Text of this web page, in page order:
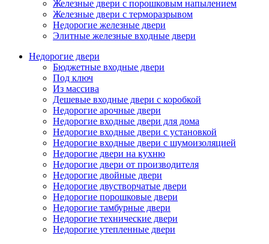
Железные двери с порошковым напылением
Железные двери с терморазрывом
Недорогие железные двери
Элитные железные входные двери
Недорогие двери
Бюджетные входные двери
Под ключ
Из массива
Дешевые входные двери с коробкой
Недорогие арочные двери
Недорогие входные двери для дома
Недорогие входные двери с установкой
Недорогие входные двери с шумоизоляцией
Недорогие двери на кухню
Недорогие двери от производителя
Недорогие двойные двери
Недорогие двустворчатые двери
Недорогие порошковые двери
Недорогие тамбурные двери
Недорогие технические двери
Недорогие утепленные двери